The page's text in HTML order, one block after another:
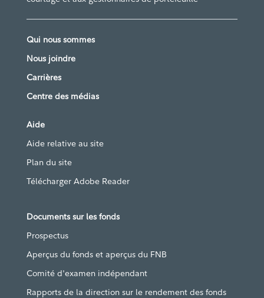
Qui nous sommes
Nous joindre
Carrières
Centre des médias
Aide
Aide relative au site
Plan du site
Télécharger Adobe Reader
Documents sur les fonds
Prospectus
Aperçus du fonds et aperçus du FNB
Comité d'examen indépendant
Rapports de la direction sur le rendement des fonds